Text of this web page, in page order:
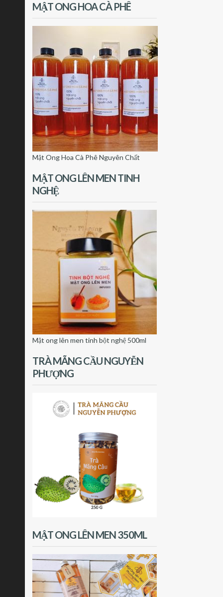
MẬT ONG HOA CÀ PHÊ
Mật Ong Hoa Cà Phê Nguyên Chất
MẬT ONG LÊN MEN TINH
NGHỆ
Mật ong lên men tinh bột nghệ 500ml
TRÀ MÃNG CẦU NGUYỄN
PHƯỢNG
MẬT ONG LÊN MEN 350ML